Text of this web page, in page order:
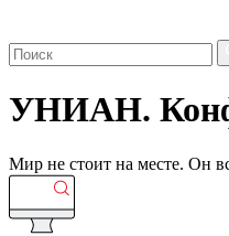
УНИАН.
Мир не стоит на месте. Он